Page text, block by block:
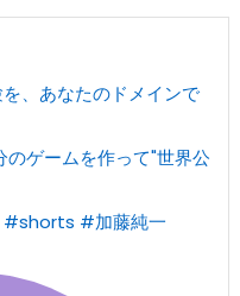
、あなたのドメインで
のゲームを作って"世界公
#shorts #加藤純一